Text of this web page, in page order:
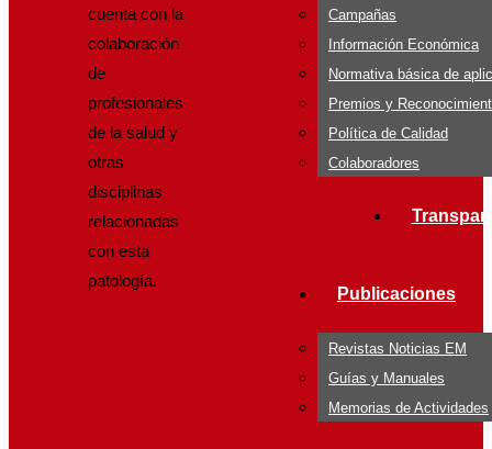
cuenta con la
colaboración
de
profesionales
de la salud y
otras
disciplinas
relacionadas
con esta
patología.
Campañas
Información Económica
Normativa básica de
Premios y
Política de Calidad
Colaboradores
Publicaciones
Revistas Noticias EM
Guías y Manuales
Memorias de Actividades